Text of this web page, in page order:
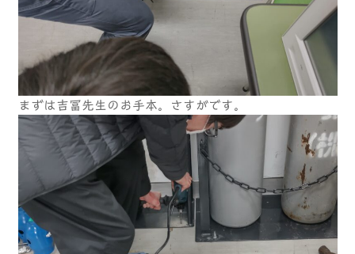
まずは吉冨先生のお手本。さすがです。